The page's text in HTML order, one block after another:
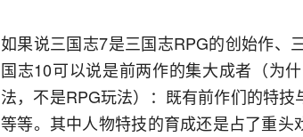
如果说三国志7是三国志RPG的创始作、
国志10可以说是前两作的集大成者（为
法，不是RPG玩法）：既有前作们的特
等等。其中人物特技的育成还是占了重头